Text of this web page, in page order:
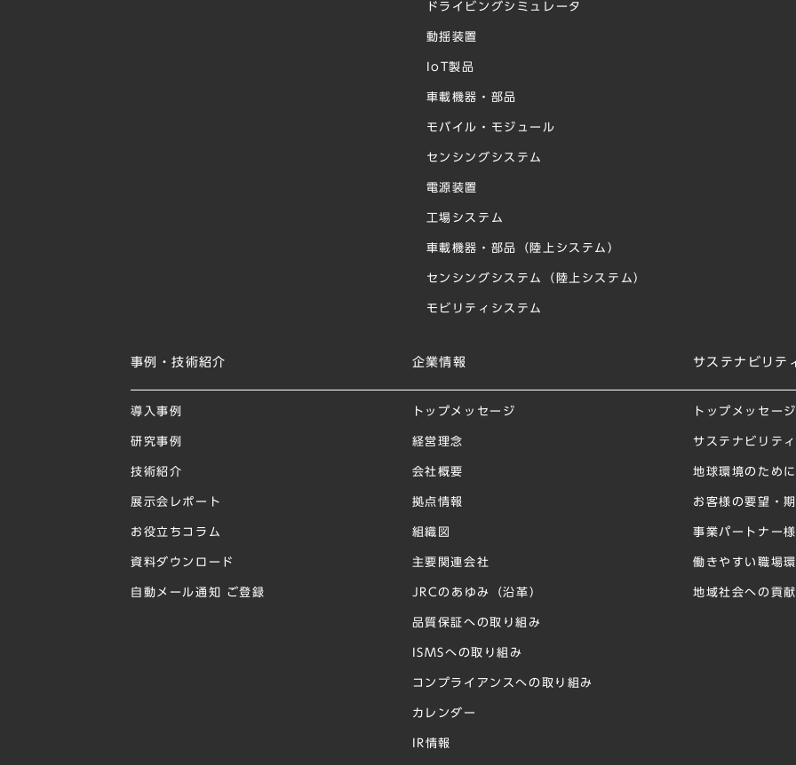
ドライビングシミュレータ
動揺装置
IoT製品
車載機器・部品
モバイル・モジュール
センシングシステム
電源装置
工場システム
車載機器・部品（陸上システム）
センシングシステム（陸上システム）
モビリティシステム
事例・技術紹介
導入事例
研究事例
技術紹介
展示会レポート
お役立ちコラム
資料ダウンロード
自動メール通知 ご登録
企業情報
トップメッセージ
経営理念
会社概要
拠点情報
組織図
主要関連会社
JRCのあゆみ（沿革）
品質保証への取り組み
ISMSへの取り組み
コンプライアンスへの取り組み
カレンダー
IR情報
サステナビリテ
トップメッセージ
サステナビリテ
地球環境のために
お客様の要望・
事業パートナー
働きやすい職場
地域社会への貢献